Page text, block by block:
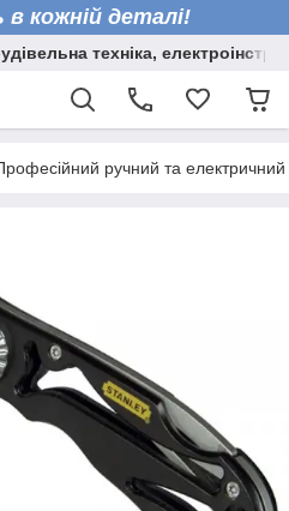
в кожній деталі!
техніка,
ручний та електричний